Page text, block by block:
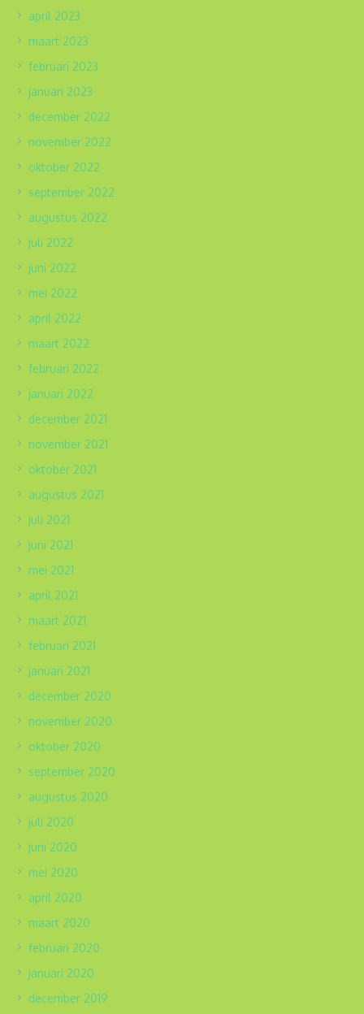
april 2023
maart 2023
februari 2023
januari 2023
december 2022
november 2022
oktober 2022
september 2022
augustus 2022
juli 2022
juni 2022
mei 2022
april 2022
maart 2022
februari 2022
januari 2022
december 2021
november 2021
oktober 2021
augustus 2021
juli 2021
juni 2021
mei 2021
april 2021
maart 2021
februari 2021
januari 2021
december 2020
november 2020
oktober 2020
september 2020
augustus 2020
juli 2020
juni 2020
mei 2020
april 2020
maart 2020
februari 2020
januari 2020
december 2019